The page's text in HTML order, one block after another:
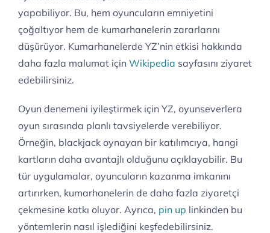
yapabiliyor. Bu, hem oyuncuların emniyetini
çoğaltıyor hem de kumarhanelerin zararlarını
düşürüyor. Kumarhanelerde YZ’nin etkisi hakkında
daha fazla malumat için Wikipedia sayfasını ziyaret
edebilirsiniz.
Oyun denemeni iyileştirmek için YZ, oyunseverlera
oyun sırasında planlı tavsiyelerde verebiliyor.
Örneğin, blackjack oynayan bir katılımcıya, hangi
kartların daha avantajlı olduğunu açıklayabilir. Bu
tür uygulamalar, oyuncuların kazanma imkanını
artırırken, kumarhanelerin de daha fazla ziyaretçi
çekmesine katkı oluyor. Ayrıca, pin up linkinden bu
yöntemlerin nasıl işlediğini keşfedebilirsiniz.